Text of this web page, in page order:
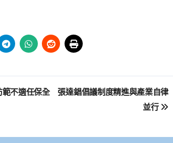
範不適任保全 張達錩倡議制度精進與產業自律
並行